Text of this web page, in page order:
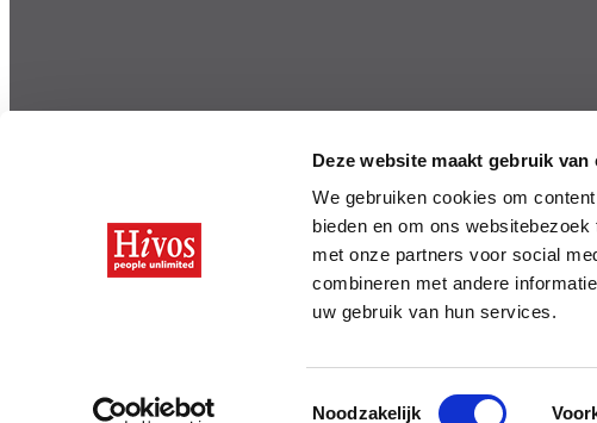
Deze website maakt gebruik van
We gebruiken cookies om
bieden en om ons
met onze partners voor social
combineren met andere
uw gebruik van hun services.
Toestemmingsselectie
Noodzakelijk
Integriteit en Transparantie